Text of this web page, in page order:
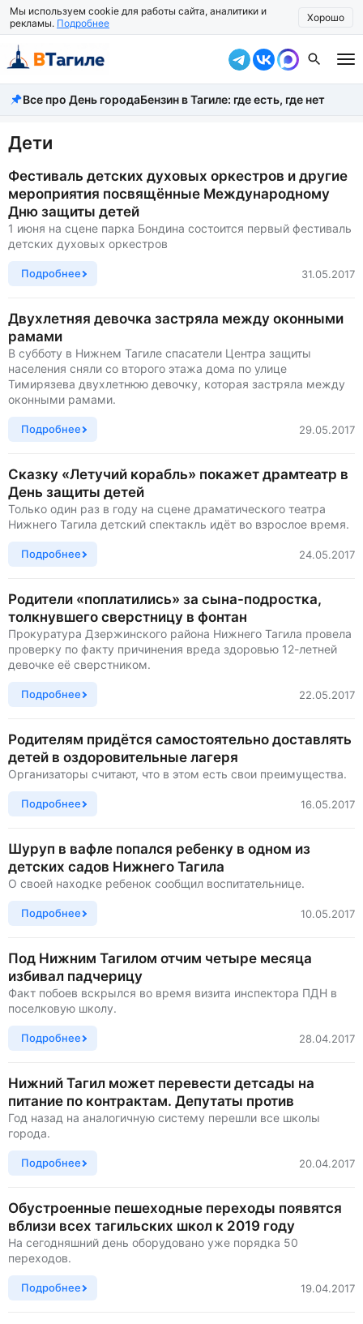
Мы используем cookie для работы сайта, аналитики и
рекламы. Подробнее Хорошо
Все новости
Происшествия
Город
Власть
Жизнь
Экономика
Рассказать новость
Все про День городаБензин в Тагиле: где есть, где нет
Дети
Фестиваль детских духовых оркестров и другие
мероприятия посвящённые Международному
Дню защиты детей
1 июня на сцене парка Бондина состоится первый фестиваль
детских духовых оркестров
Подробнее 31.05.2017
Двухлетняя девочка застряла между оконными
рамами
В субботу в Нижнем Тагиле спасатели Центра защиты
населения сняли со второго этажа дома по улице
Тимирязева двухлетнюю девочку, которая застряла между
оконными рамами.
Подробнее 29.05.2017
Сказку «Летучий корабль» покажет драмтеатр в
День защиты детей
Только один раз в году на сцене драматического театра
Нижнего Тагила детский спектакль идёт во взрослое время.
Подробнее 24.05.2017
Родители «поплатились» за сына-подростка,
толкнувшего сверстницу в фонтан
Прокуратура Дзержинского района Нижнего Тагила провела
проверку по факту причинения вреда здоровью 12-летней
девочке её сверстником.
Подробнее 22.05.2017
Родителям придётся самостоятельно доставлять
детей в оздоровительные лагеря
Организаторы считают, что в этом есть свои преимущества.
Подробнее 16.05.2017
Шуруп в вафле попался ребенку в одном из
детских садов Нижнего Тагила
О своей находке ребенок сообщил воспитательнице.
Подробнее 10.05.2017
Под Нижним Тагилом отчим четыре месяца
избивал падчерицу
Факт побоев вскрылся во время визита инспектора ПДН в
поселковую школу.
Подробнее 28.04.2017
Нижний Тагил может перевести детсады на
питание по контрактам. Депутаты против
Год назад на аналогичную систему перешли все школы
города.
Подробнее 20.04.2017
Обустроенные пешеходные переходы появятся
вблизи всех тагильских школ к 2019 году
На сегодняшний день оборудовано уже порядка 50
переходов.
Подробнее 19.04.2017